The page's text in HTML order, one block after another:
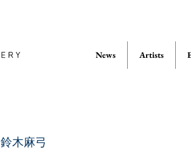
News Artists
鈴木麻弓